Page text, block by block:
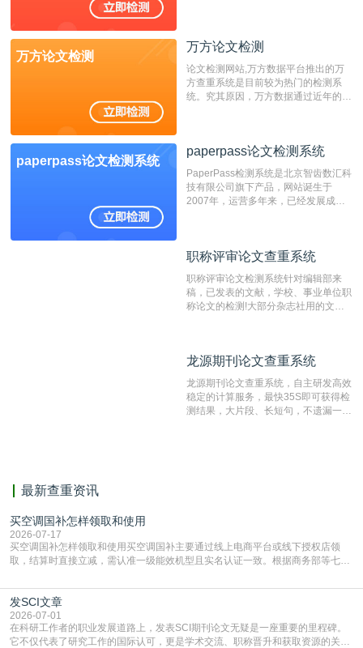
万方论文检测
万方论文检测
论文检测网站,万方数据平台推出的万
方查重系统是目前较为热门的检测系
统。究其原因，万方数据通过近年的发
非。其次，相对于知网而言，万方检测
重的推荐系统。
paperpass论文检测系统
paperpass论文检测系统
PaperPass检测系统是北京智齿数汇科
技有限公司旗下产品，网站诞生于
2007年，运营多年来，已经发展成为
检测速度快、精度高，市场反映良好。
职称评审论文查重系统
职称评审论文检测系统针对编辑部来
稿，已发表的文献，学校、事业单位职
称论文的检测!大部分杂志社用的文献
编辑部检测来稿和已发表的文献,检测
测时注意填写第一作者,才能排除已发
表文献复制比。（限制字符数1万）
龙源期刊论文查重系统
龙源期刊论文查重系统，自主研发高效
稳定的计算服务，最快35S即可获得检
测结果，大片段、长短句，不遗漏一处
最新查重资讯
买空调国补怎样领取和使用
2026-07-17
买空调国补怎样领取和使用买空调国补主要通过线上电商平台或线下授权店领
取，结算时直接立减‌，需认准一级能效机型且实名认证一致。根据商务部等七部
能领到补贴首选‌京东APP‌搜索专属口令(如【家电补贴1637】、【国补立省
4949】等，口令会随活动更新，以页面显示为准)进入补贴专场。淘宝/天猫也可
复制粘贴【8$FKFGgJq
发SCI文章
2026-07-01
在科研工作者的职业发展道路上，发表SCI期刊论文无疑是一座重要的里程碑。
它不仅代表了研究工作的国际认可，更是学术交流、职称晋升和获取资源的关键